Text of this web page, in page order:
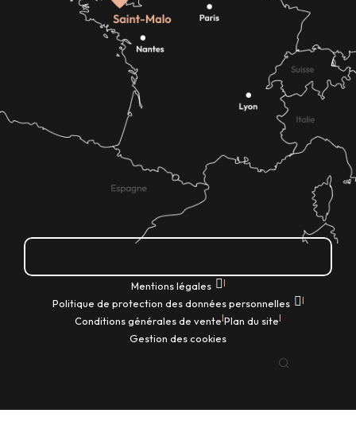
Mentions légales |
Politique de protection des données personnelles |
Conditions générales de vente|Plan du site|
Gestion des cookies